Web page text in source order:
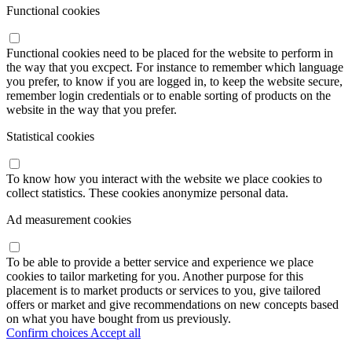
Functional cookies
Functional cookies need to be placed for the website to perform in
the way that you excpect. For instance to remember which language
you prefer, to know if you are logged in, to keep the website secure,
remember login credentials or to enable sorting of products on the
website in the way that you prefer.
Statistical cookies
To know how you interact with the website we place cookies to
collect statistics. These cookies anonymize personal data.
Ad measurement cookies
To be able to provide a better service and experience we place
cookies to tailor marketing for you. Another purpose for this
placement is to market products or services to you, give tailored
offers or market and give recommendations on new concepts based
on what you have bought from us previously.
Confirm choices Accept all